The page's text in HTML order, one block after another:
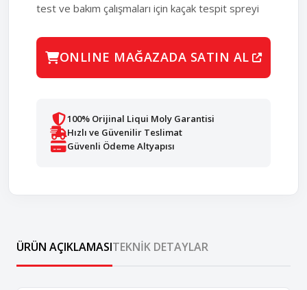
test ve bakım çalışmaları için kaçak tespit spreyi
ONLINE MAĞAZADA SATIN AL
100% Orijinal Liqui Moly Garantisi
Hızlı ve Güvenilir Teslimat
Güvenli Ödeme Altyapısı
ÜRÜN AÇIKLAMASITEKNIK DETAYLAR